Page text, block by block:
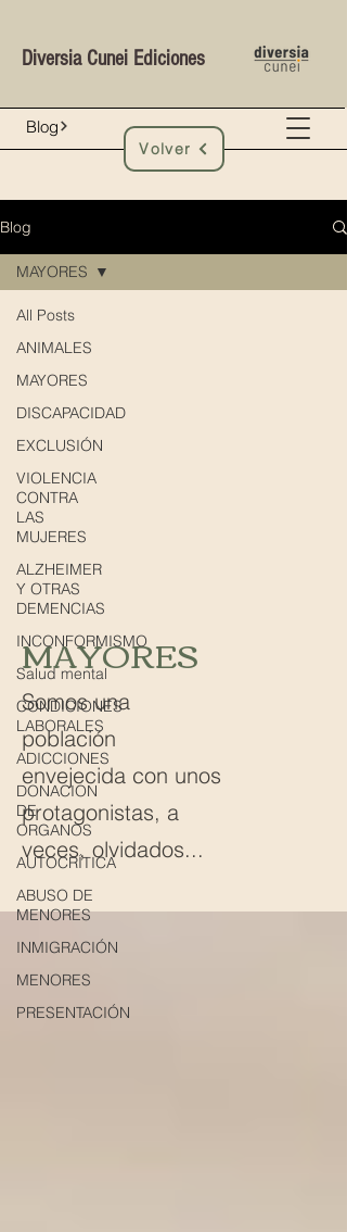
Diversia Cunei Ediciones
Blog
Volver
Blog
All Posts
ANIMALES
MAYORES
DISCAPACIDAD
EXCLUSIÓN
VIOLENCIA
CONTRA
LAS
MUJERES
ALZHEIMER
Y OTRAS
DEMENCIAS
INCONFORMISMO
Salud mental
CONDICIONES
LABORALES
ADICCIONES
DONACION
DE
ORGANOS
AUTOCRÍTICA
ABUSO DE
MENORES
INMIGRACIÓN
MENORES
PRESENTACIÓN
MAYORES
MAYORES
Somos una
población
envejecida con unos
protagonistas, a
veces, olvidados...